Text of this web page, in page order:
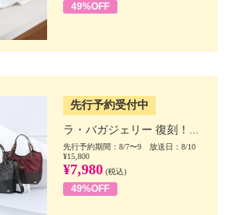
49%OFF
先行予約受付中
ラ・バガジェリー 復刻！...
先行予約期間：8/7〜9 放送日：8/10
¥15,800
¥7,980 (税込)
49%OFF